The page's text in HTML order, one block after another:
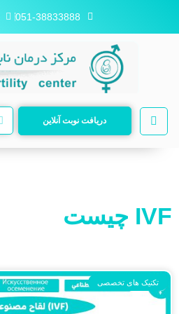
051-38833888
دریافت نوبت آنلاین
IVF چیست
تکنیک های تخصصی